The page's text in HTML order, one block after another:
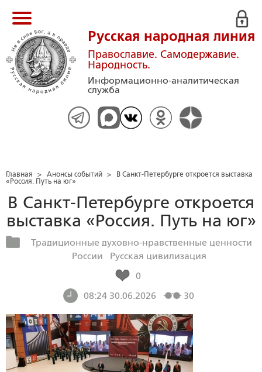
Русская народная линия
Православие. Самодержавие.
Народность.
Информационно-аналитическая
служба
Главная > Анонсы событий >
В Санкт-Петербурге откроется выставка
«Россия. Путь на юг»
В Санкт-Петербурге откроется
выставка «Россия. Путь на юг»
Традиционные духовно-нравственные ценности
России
Русская цивилизация
0
08:24 30.06.2026
30